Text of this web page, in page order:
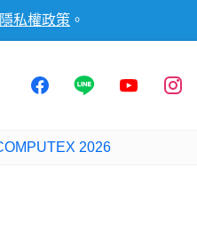
隱私權政策 。
2026